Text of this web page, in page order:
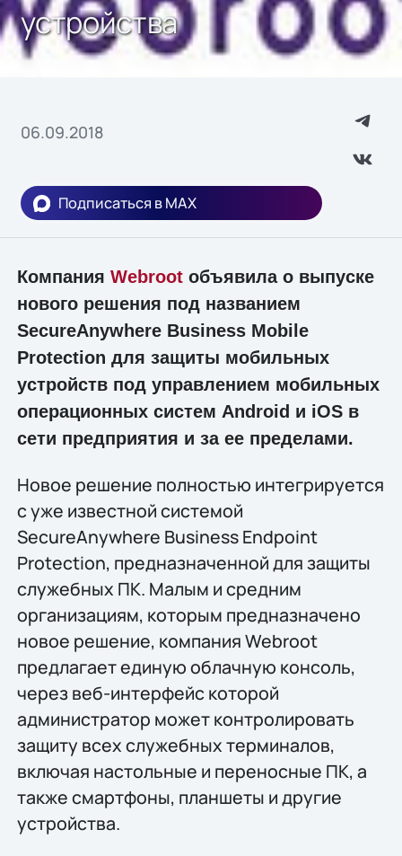
устройства
06.09.2018
Подписаться в MAX
Компания Webrootобъявила о выпуске
нового решения под названием
SecureAnywhere Business Mobile
Protection для защиты мобильных
устройств под управлением мобильных
операционных систем Android и iOS в
сети предприятия и за ее пределами.
Новое решение полностью интегрируется
с уже известной системой
SecureAnywhere Business Endpoint
Protection, предназначенной для защиты
служебных ПК. Малым и средним
организациям, которым предназначено
новое решение, компания Webroot
предлагает единую облачную консоль,
через веб-интерфейс которой
администратор может контролировать
защиту всех служебных терминалов,
включая настольные и переносные ПК, а
также смартфоны, планшеты и другие
устройства.